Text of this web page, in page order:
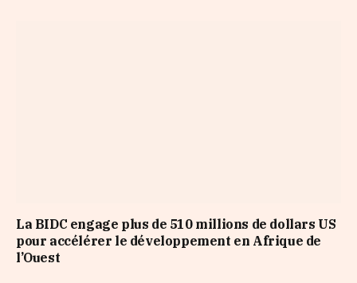
La BIDC engage plus de 510 millions de dollars US
pour accélérer le développement en Afrique de
l’Ouest